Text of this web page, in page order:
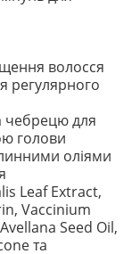
волосся
регулярного
чебрецю для
голови
оліями
Leaf Extract,
Vaccinium
Seed Oil,
та